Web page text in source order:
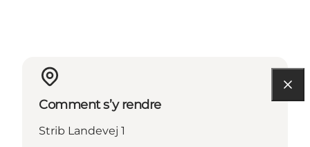
Comment s’y rendre
Strib Landevej 1